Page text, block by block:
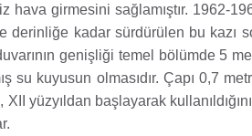
girmesini sağlamıştır. 1962-
derinliğe kadar sürdürülen bu kazı
genişliği temel bölümde 5
su kuyusun olmasıdır. Çapı 0,7
XII yüzyıldan başlayarak